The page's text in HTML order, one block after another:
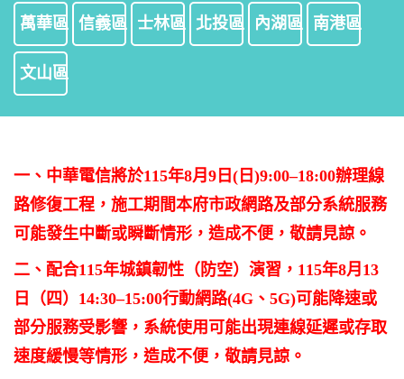
萬華區 信義區 士林區 北投區 內湖區 南港區
文山區
一、中華電信將於115年8月9日(日)9:00–18:00辦理線
路修復工程，施工期間本府市政網路及部分系統服務
可能發生中斷或瞬斷情形，造成不便，敬請見諒。
二、配合115年城鎮韌性（防空）演習，115年8月13
日（四）14:30–15:00行動網路(4G、5G)可能降速或
部分服務受影響，系統使用可能出現連線延遲或存取
速度緩慢等情形，造成不便，敬請見諒。